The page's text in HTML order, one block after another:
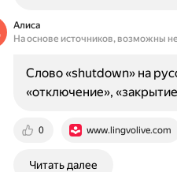
Алиса
На основе источников, возможны
0 www.lingvolive.com
Слово «shutdown» на
«отключение»,
Читать далее